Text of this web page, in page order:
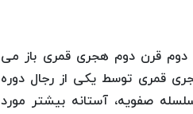
قرن دوم هجری قمری باز می
قمری توسط یكی از رجال دوره
صفویه، آستانه بیشتر مورد